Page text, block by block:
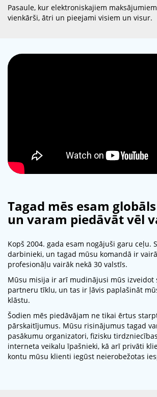
Pasaule, kur elektroniskajiem
vienkārši, ātri un pieejami visiem un visur.
Tagad mēs esam
un varam piedāvāt vēl
Kopš 2004. gada esam nogājuši garu ceļu.
darbinieki, un tagad mūsu komandā ir
profesionāļu vairāk nekā 30 valstīs.
Mūsu misija ir arī mudinājusi mūs izveidot
partneru tīklu, un tas ir ļāvis paplašināt
klāstu.
Šodien mēs piedāvājam ne tikai ērtus
pārskaitījumus. Mūsu risinājumus tagad
pasākumu organizatori, fizisku
interneta veikalu īpašnieki, kā arī privāti
kontu mūsu klienti iegūst neierobežotas